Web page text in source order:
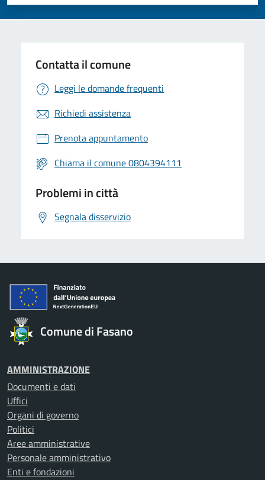
Contatta il comune
Leggi le domande frequenti
Richiedi assistenza
Prenota appuntamento
Chiama il comune 0804394111
Problemi in città
Segnala disservizio
Comune di Fasano
AMMINISTRAZIONE
Documenti e dati
Uffici
Organi di governo
Politici
Aree amministrative
Personale amministrativo
Enti e fondazioni